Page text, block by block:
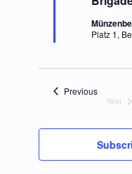
r
d
Platz 1,
PreviousEvents
Next